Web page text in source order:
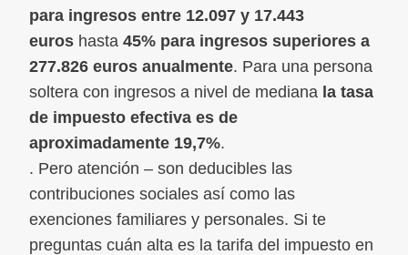
para ingresos entre 12.097 y 17.443
euros hasta 45% para ingresos superiores a
277.826 euros anualmente. Para una persona
soltera con ingresos a nivel de mediana la tasa
de impuesto efectiva es de
aproximadamente 19,7%.
. Pero atención – son deducibles las
contribuciones sociales así como las
exenciones familiares y personales. Si te
preguntas cuán alta es la tarifa del impuesto en